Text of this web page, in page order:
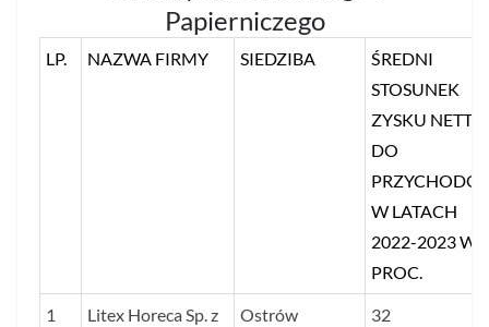
Papierniczego
LP. NAZWA FIRMY SIEDZIBA
ŚREDNI
STOSUNEK
ZYSKU NETTO
DO
W LATACH
2022-2023 W
PROC.
1
Litex Horeca Sp. z
Ostrów
32